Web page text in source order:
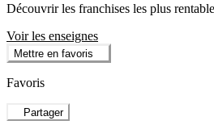
Découvrir les franchises les plus
Voir les enseignes
Mettre en favoris
Favoris
Partager